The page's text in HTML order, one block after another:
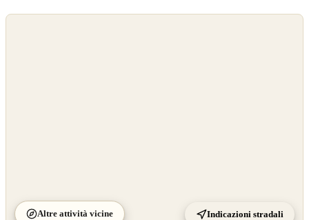
Altre attività vicine Indicazioni stradali